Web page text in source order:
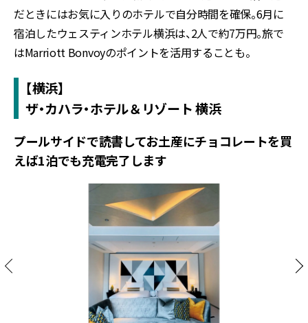
だときにはお気に入りのホテルで自分時間を確保。6月に
宿泊したウェスティンホテル横浜は、2人で約7万円。旅で
はMarriott Bonvoyのポイントを活用することも。
【横浜】
ザ・カハラ・ホテル＆リゾート 横浜
プールサイドで読書してお土産にチョコレートを買
えば1泊でも充電完了します